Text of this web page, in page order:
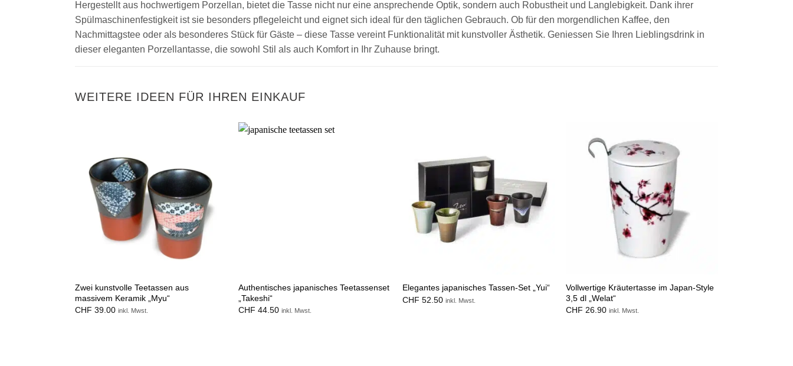
Hergestellt aus hochwertigem Porzellan, bietet die Tasse nicht nur eine ansprechende Optik, sondern auch Robustheit und Langlebigkeit. Dank ihrer
Spülmaschinenfestigkeit ist sie besonders pflegeleicht und eignet sich ideal für den täglichen Gebrauch. Ob für den morgendlichen Kaffee, den
Nachmittagstee oder als besonderes Stück für Gäste – diese Tasse vereint Funktionalität mit kunstvoller Ästhetik. Geniessen Sie Ihren Lieblingsdrink in
dieser eleganten Porzellantasse, die sowohl Stil als auch Komfort in Ihr Zuhause bringt.
WEITERE IDEEN FÜR IHREN EINKAUF
Zwei kunstvolle Teetassen aus
massivem Keramik „Myu“
CHF 39.00 inkl. Mwst.
Authentisches japanisches Teetassenset
„Takeshi“
CHF 44.50 inkl. Mwst.
Elegantes japanisches Tassen-Set „Yui“
CHF 52.50 inkl. Mwst.
Vollwertige Kräutertasse im Japan-Style
3,5 dl „Welat“
CHF 26.90 inkl. Mwst.